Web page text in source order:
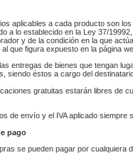
aplicables a cada producto son
a lo establecido en la Ley 37/
y de la condición en la que
que figura expuesto en la página
entregas de bienes que tengan
siendo éstos a cargo del
gratuitas estarán libres de
de envío y el IVA aplicado siempre
pago
se pueden pagar por cualquiera